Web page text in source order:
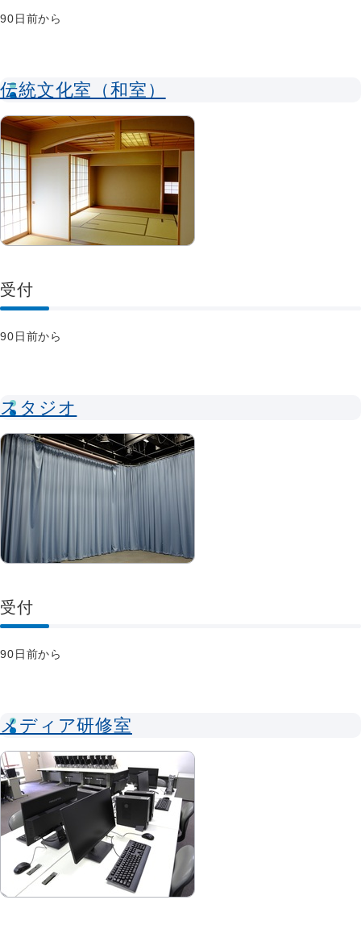
90日前から
伝統文化室（和室）
受付
90日前から
スタジオ
受付
90日前から
メディア研修室